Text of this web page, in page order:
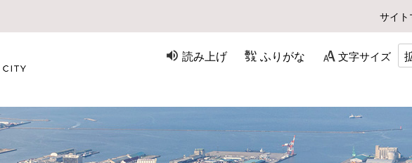
サイ
読み上げ ふりがな 文字サイズ